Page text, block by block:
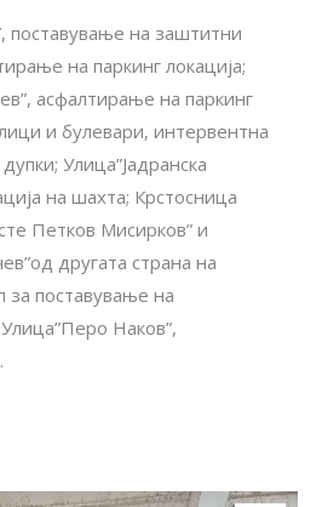
поставување на заштитни
на паркинг локација;
асфалтирање на паркинг
и булевари, интервентна
Улица”Јадранска
на шахта; Крстосница
Петков Мисирков” и
другата страна на
за поставување на
Наков”,